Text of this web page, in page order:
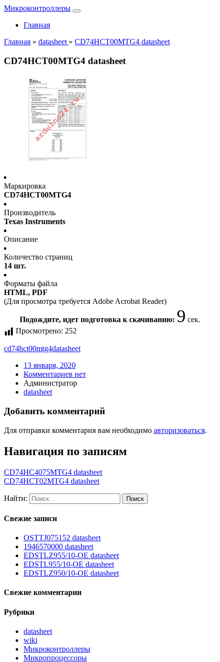
Микроконтроллеры
Главная
Главная » datasheet » CD74HCT00MTG4 datasheet
CD74HCT00MTG4 datasheet
Маркировка
CD74HCT00MTG4
Производитель
Texas Instruments
Описание
Количество страниц
14 шт.
Форматы файла
HTML, PDF
(Для просмотра требуется Adobe Acrobat Reader)
Подождите, идет подготовка к скачиванию: 9 сек.
Просмотрено: 252
cd74hct00mtg4datasheet
13 января, 2020
Комментариев нет
Администратор
datasheet
Добавить комментарий
Для отправки комментария вам необходимо авторизоваться.
Навигация по записям
CD74HC4075MTG4 datasheet
CD74HCT02MTG4 datasheet
Найти:
Свежие записи
OSTTJ075152 datasheet
1946570000 datasheet
EDSTLZ955/10-OE datasheet
EDSTL955/10-OE datasheet
EDSTLZ950/10-OE datasheet
Свежие комментарии
Рубрики
datasheet
wiki
Микроконтроллеры
Микропроцессоры